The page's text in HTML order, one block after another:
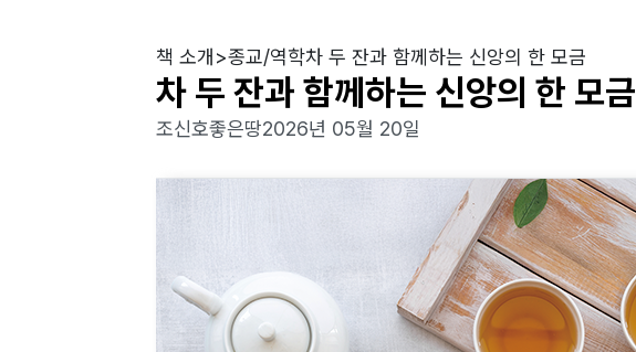
책 소개 >종교/역학차 두 잔과 함께하는 신앙의 한 모금
차 두 잔과 함께하는 신앙의 한 모금
조신호좋은땅2026년 05월 20일